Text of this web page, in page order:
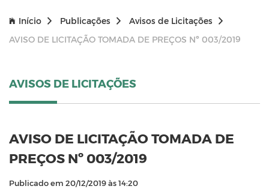
Início Publicações
Avisos de Licitações
AVISO DE LICITAÇÃO TOMADA DE PREÇOS Nº 003/2019
AVISOS DE LICITAÇÕES
AVISO DE LICITAÇÃO TOMADA DE
PREÇOS Nº 003/2019
Publicado em 20/12/2019 às 14:20